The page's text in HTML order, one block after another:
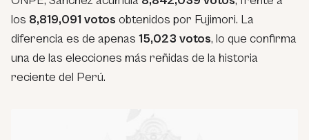
los 8,819,091 votos obtenidos por Fujimori. La
diferencia es de apenas 15,023 votos, lo que confirma
una de las elecciones más reñidas de la historia
reciente del Perú.